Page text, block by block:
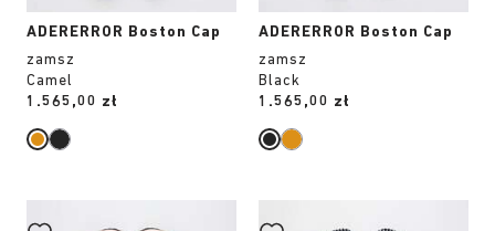
ADERERROR Boston Cap
zamsz
Camel
Price:
1.565,00 zł
ADERERROR Boston Cap
zamsz
Black
Price:
1.565,00 zł